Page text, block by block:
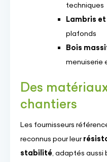
techniques
Lambris
plafonds
Bois
menuiserie
Des
chantiers
Les fournisseurs
reconnus pour leur
stabilité, adaptés aussi